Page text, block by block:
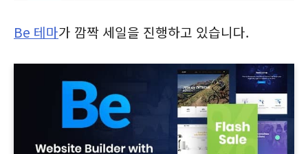
Be 테마가 깜짝 세일을 진행하고 있습니다.